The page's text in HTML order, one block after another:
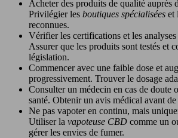
Acheter des produits de qualité auprès
Privilégier les boutiques spécialisées et
reconnues.
Vérifier les certifications et les
Assurer que les produits sont testés et
législation.
Commencer avec une faible dose et
progressivement. Trouver le dosage
Consulter un médecin en cas de doute
santé. Obtenir un avis médical avant
Ne pas vapoter en continu, mais
Utiliser la vapoteuse CBD comme un
gérer les envies de fumer.